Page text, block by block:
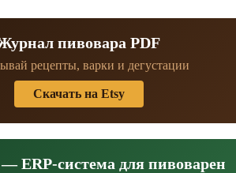
пивовара PDF
рецепты, варки и дегустации
Скачать на Etsy
ERP-система для пивоварен